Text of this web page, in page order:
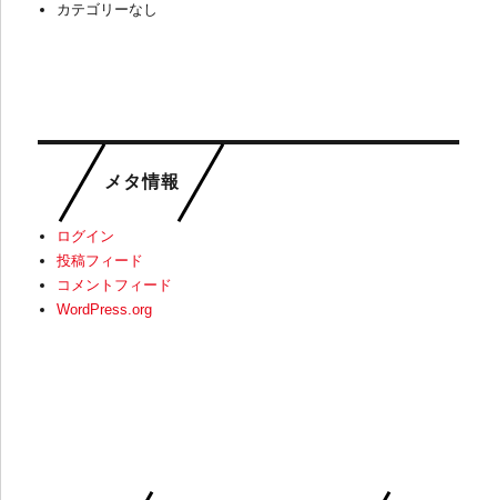
カテゴリーなし
メタ情報
ログイン
投稿フィード
コメントフィード
WordPress.org